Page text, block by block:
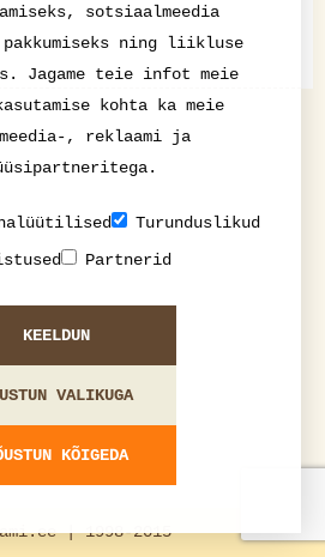
| 1998-2015
sotsiaalmeedia
ning liikluse
Jagame teie infot meie
kohta ka meie
, reklaami ja
Turunduslikud
Partnerid
KEELDUN
VALIKUGA
KÕIGEDA